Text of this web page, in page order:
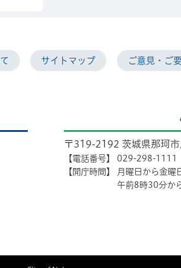
サイトマップ ご意見・ご
〒319-2192 茨城県那珂
【電話番号】
029-298-1111
【開庁時間】
月曜日から金曜
午前8時30分か